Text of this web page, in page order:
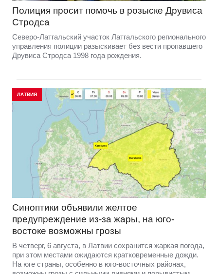
Полиция просит помочь в розыске Друвиса
Стродса
Северо-Латгальский участок Латгальского регионального
управления полиции разыскивает без вести пропавшего
Друвиса Стродса 1998 года рождения.
ЛАТВИЯ
Синоптики объявили желтое
предупреждение из-за жары, на юго-
востоке возможны грозы
В четверг, 6 августа, в Латвии сохранится жаркая погода,
при этом местами ожидаются кратковременные дожди.
На юге страны, особенно в юго-восточных районах,